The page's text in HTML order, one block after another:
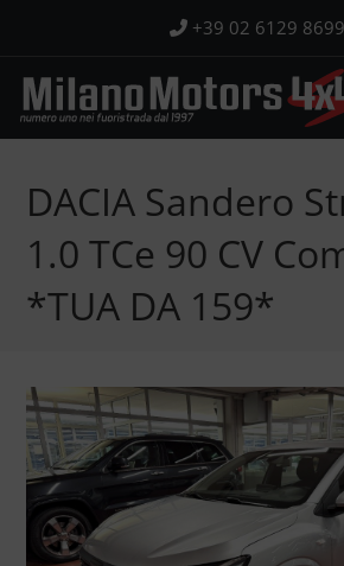
contenuto
+39 02 6129 8699
DACIA Sandero
1.0 TCe 90 CV
*TUA DA 159*